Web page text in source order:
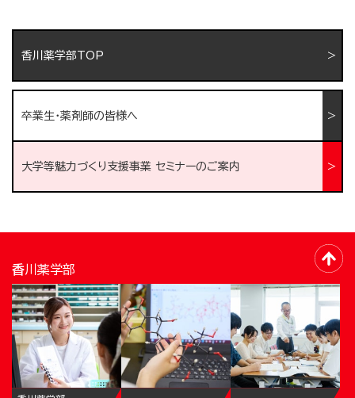
香川薬学部TOP
卒業生・薬剤師の皆様へ
大学等魅力づくり支援事業 セミナーのご案内
香川薬学部